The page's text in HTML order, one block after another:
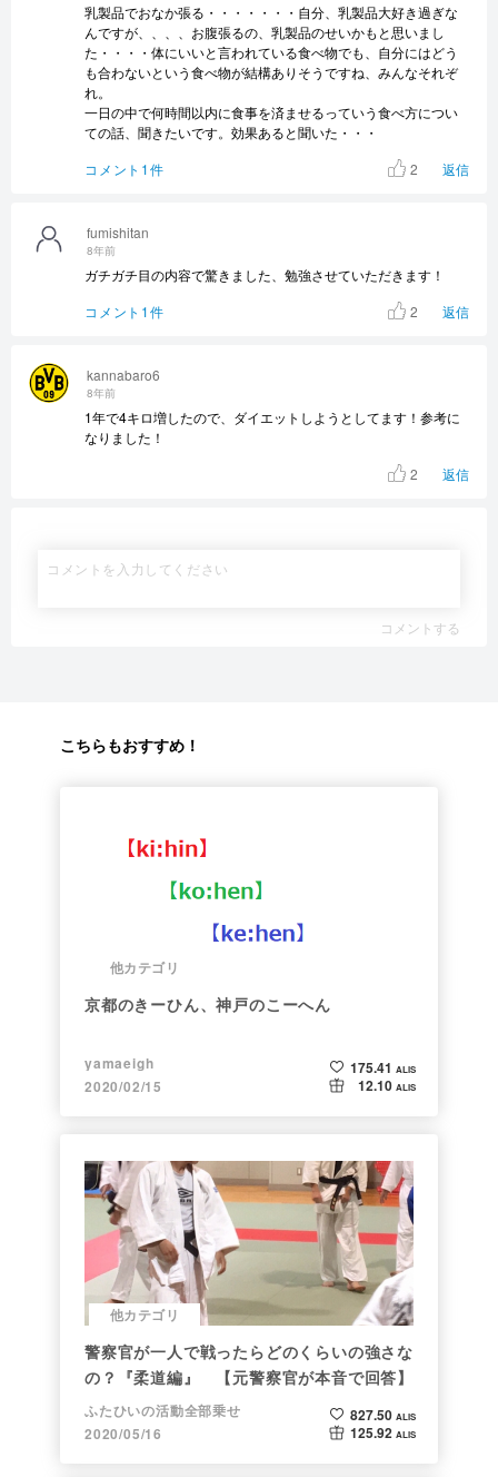
kannabaro6
8年前
1年で4キロ増したので、ダイエットしようとしてます！参考に
なりました！
2
返信
fumishitan
8年前
ガチガチ目の内容で驚きました、勉強させていただきます！
コメント1件
2 返信
乳製品でおなか張る・・・・・・・自分、乳製品大好き過ぎな
んですが、、、、お腹張るの、乳製品のせいかもと思いまし
た・・・・体にいいと言われている食べ物でも、自分にはどう
も合わないという食べ物が結構ありそうですね、みんなそれぞ
れ。
一日の中で何時間以内に食事を済ませるっていう食べ方につい
ての話、聞きたいです。効果あると聞いた・・・
コメント1件
2 返信
コメントする
こちらもおすすめ！
他カテゴリ
京都のきーひん、神戸のこーへん
yamaeigh
2020/02/15
175.41 ALIS
12.10 ALIS
他カテゴリ
警察官が一人で戦ったらどのくらいの強さな
の？『柔道編』 【元警察官が本音で回答】
ふたひいの活動全部乗せ
2020/05/16
827.50 ALIS
125.92 ALIS